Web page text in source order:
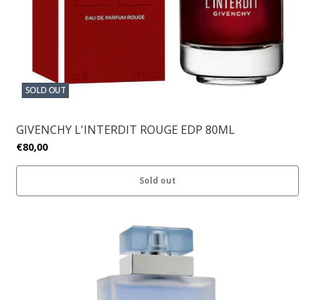
SOLD OUT
GIVENCHY L'INTERDIT ROUGE EDP 80ML
€80,00
Sold out